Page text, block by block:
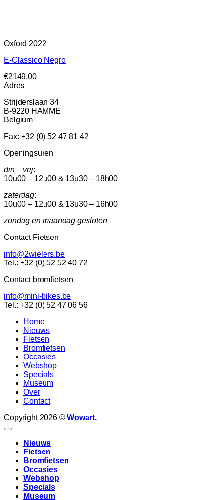
Oxford 2022
E-Classico Negro
€2149,00
Adres
Strijderslaan 34
B-9220 HAMME
Belgium
Fax: +32 (0) 52 47 81 42
Openingsuren
din – vrij:
10u00 – 12u00 & 13u30 – 18h00
zaterdag:
10u00 – 12u00 & 13u30 – 16h00
zondag en maandag gesloten
Contact Fietsen
info@2wielers.be
Tel.: +32 (0) 52 52 40 72
Contact bromfietsen
info@mini-bikes.be
Tel.: +32 (0) 52 47 06 56
Home
Nieuws
Fietsen
Bromfietsen
Occasies
Webshop
Specials
Museum
Over
Contact
Copyright 2026 © Wowart.
Nieuws
Fietsen
Bromfietsen
Occasies
Webshop
Specials
Museum